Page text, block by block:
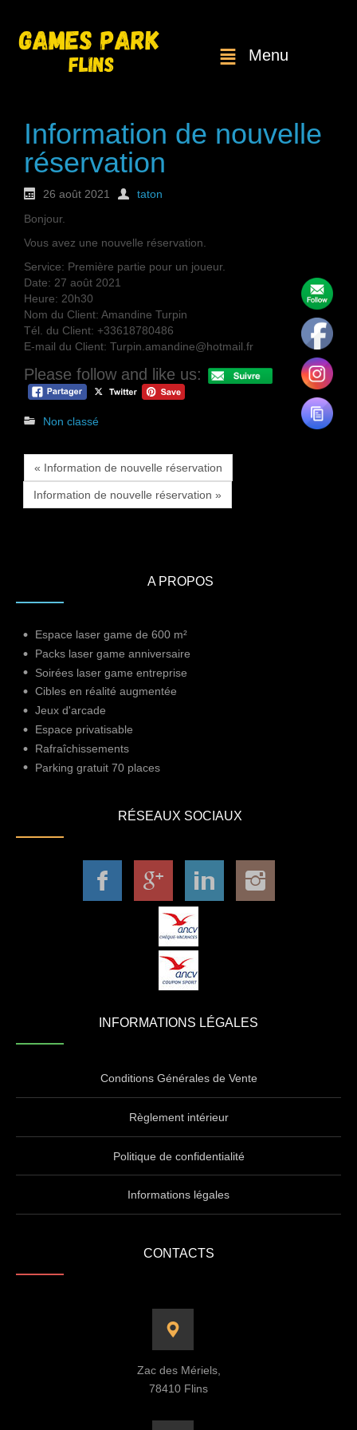
Menu
Information de nouvelle
réservation
26 août 2021
taton
Bonjour.
Vous avez une nouvelle réservation.
Service: Première partie pour un joueur.
Date: 27 août 2021
Heure: 20h30
Nom du Client: Amandine Turpin
Tél. du Client: +33618780486
E-mail du Client: Turpin.amandine@hotmail.fr
Please follow and like us:
Non classé
« Information de nouvelle réservation
Information de nouvelle réservation »
A PROPOS
Espace laser game de 600 m²
Packs laser game anniversaire
Soirées laser game entreprise
Cibles en réalité augmentée
Jeux d'arcade
Espace privatisable
Rafraîchissements
Parking gratuit 70 places
RÉSEAUX SOCIAUX
INFORMATIONS LÉGALES
Conditions Générales de Vente
Règlement intérieur
Politique de confidentialité
Informations légales
CONTACTS
Zac des Mériels,
78410 Flins